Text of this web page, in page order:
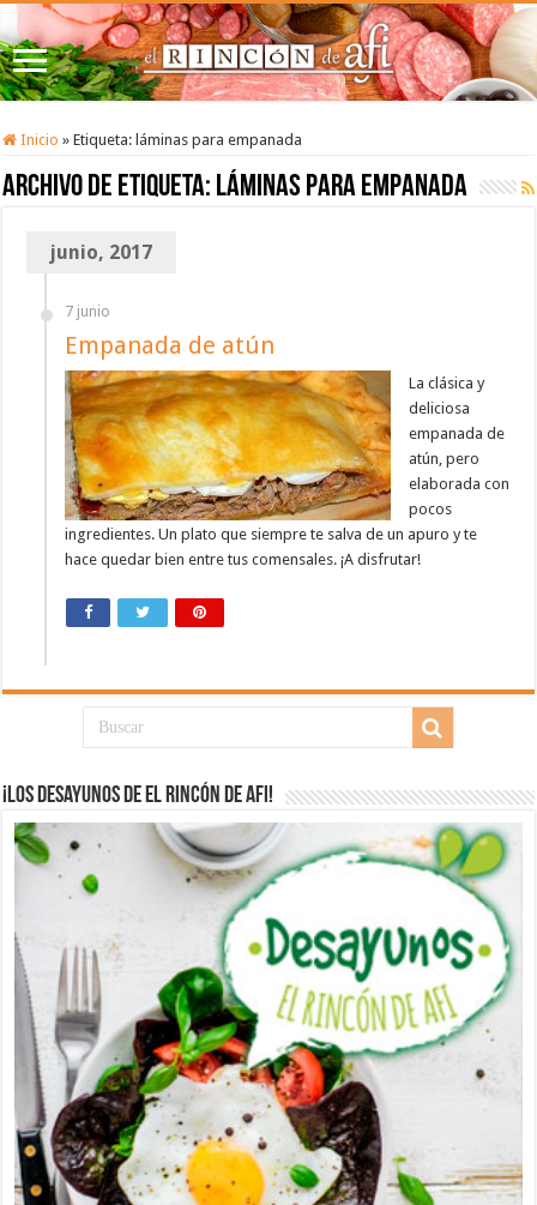
Inicio » Etiqueta: láminas para empanada
Archivo de etiqueta: láminas para empanada
junio, 2017
7 junio
Empanada de atún
La clásica y
deliciosa
empanada de
atún, pero
elaborada con
pocos
ingredientes. Un plato que siempre te salva de un apuro y te
hace quedar bien entre tus comensales. ¡A disfrutar!
¡Los desayunos de El Rincón de Afi!